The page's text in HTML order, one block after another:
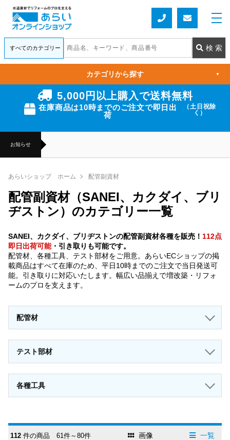
5,000円以上購入で送料無料
在庫商品は10時までのご注文で即日出
荷
（土日祝除
く）
お知らせ
カテゴリから探す ▼
あらいショップ ホーム 配管副資材
配管副資材（SANEI、カクダイ、ブリ
ヂストン）のカテゴリー一覧
SANEI、カクダイ、ブリヂストンの配管副資材各種を販売！ 112点
即日出荷可能・引き取りも可能です。
配管材、各種工具、テスト部材をご用意。あらいECショップの掲
載商品はすべて在庫のため、平日10時までのご注文で当日発送可
能。引き取りに対応いたします。幅広い品揃えで増改築・リフォ
ームのプロを支えます。
配管材
テスト部材
各種工具
112 件の商品 61件～80件 画像 一覧